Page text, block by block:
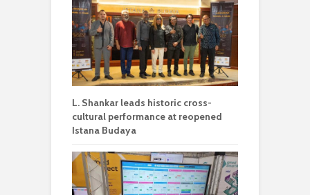
L. Shankar leads historic cross-
cultural performance at reopened
Istana Budaya